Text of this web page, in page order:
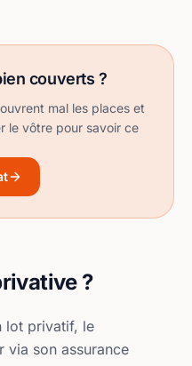
couverts ?
mal les places et
le vôtre pour savoir ce
?
lot privatif, le
son assurance